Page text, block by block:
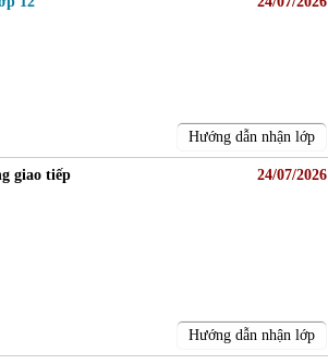
Hướng dẫn nhận lớp
giao tiếp
24/07/2026
Hướng dẫn nhận lớp